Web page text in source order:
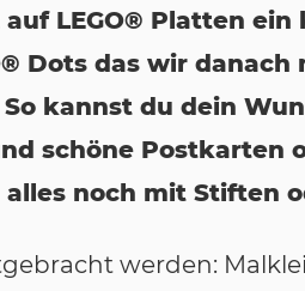
LEGO® Platten
Dots das wir
kannst du dein
schöne Postkarten
noch mit Stiften
werden: